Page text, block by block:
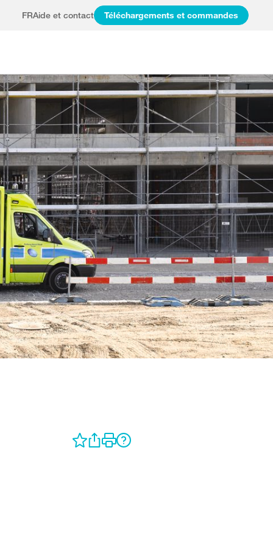
FRAide et contact Téléchargements et commandes